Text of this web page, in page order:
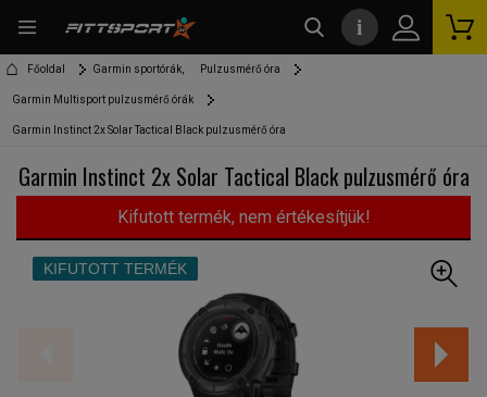
Főoldal Garmin sportórák, Pulzusmérő óra
Garmin Multisport pulzusmérő órák
Garmin Instinct 2x Solar Tactical Black pulzusmérő óra
Garmin Instinct 2x Solar Tactical Black pulzusmérő óra
Kifutott termék, nem értékesítjük!
KIFUTOTT TERMÉK
i
kereső